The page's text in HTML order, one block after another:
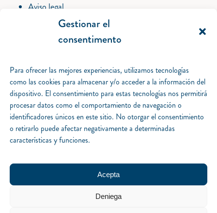
Gestionar el
consentimento
Para ofrecer las mejores experiencias, utilizamos tecnologías
como las cookies para almacenar y/o acceder a la información del
dispositivo. El consentimiento para estas tecnologías nos permitirá
procesar datos como el comportamiento de navegación o
identificadores únicos en este sitio. No otorgar el consentimiento
o retirarlo puede afectar negativamente a determinadas
características y funciones.
Acepta
Deniega
Aviso legal
Política de privacidad
Catálogo
Piteas
Colom
Magallanes
Packs
Especiales
Notas del editor
Agenda
Preguntas frecuentes